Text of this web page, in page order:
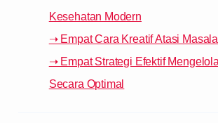
Kesehatan Modern
➝ Empat Cara Kreatif Atasi
➝ Empat Strategi Efektif
Secara Optimal